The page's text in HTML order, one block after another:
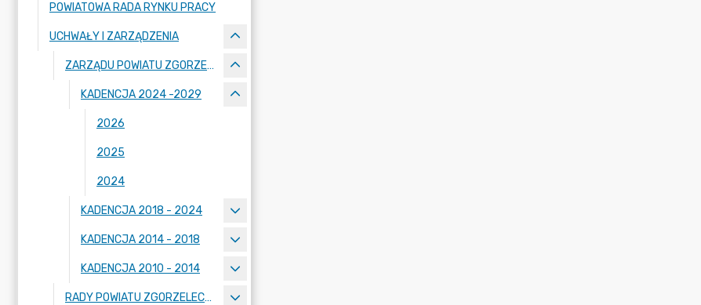
POWIATOWA RADA RYNKU PRACY
UCHWAŁY I ZARZĄDZENIA
ZARZĄDU POWIATU ZGORZELECKIEGO
KADENCJA 2024 -2029
2026
2025
2024
KADENCJA 2018 - 2024
KADENCJA 2014 - 2018
KADENCJA 2010 - 2014
RADY POWIATU ZGORZELECKIEGO